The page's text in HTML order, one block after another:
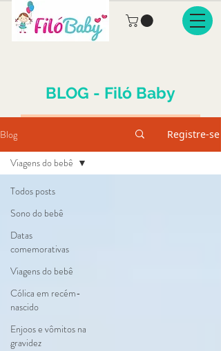
BLOG - Filó Baby
Blog Registre-se
Todos posts
Sono do bebê
Datas
comemorativas
Viagens do bebê
Cólica em recém-
nascido
Enjoos e vômitos na
gravidez
Viagens do bebê